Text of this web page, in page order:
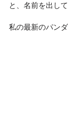
と、名前を出し
私の最新のパン